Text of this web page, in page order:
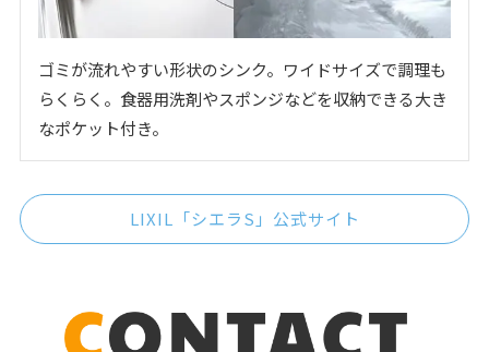
ゴミが流れやすい形状のシンク。ワイドサイズで調理も
らくらく。食器用洗剤やスポンジなどを収納できる大き
なポケット付き。
LIXIL「シエラS」公式サイト